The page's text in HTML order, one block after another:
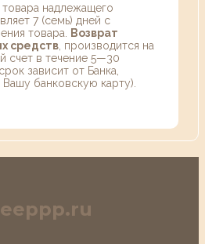
надлежащего
7 (семь) дней с
товара.
Возврат
средств , производится на
счет в течение 5—30
зависит от Банка,
банковскую карту).